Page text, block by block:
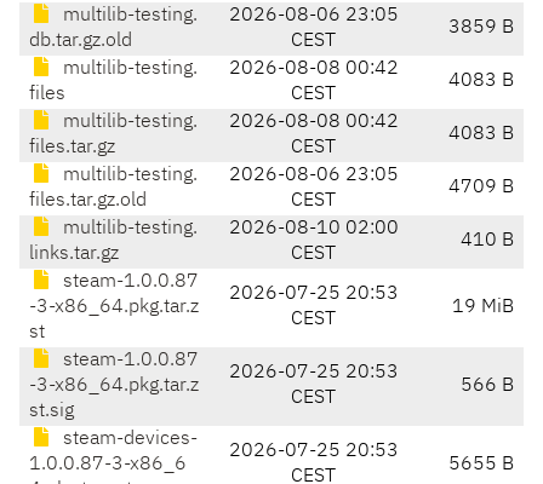
multilib-testing.
db.tar.gz.old
2026-08-06 23:05
CEST
3859 B
multilib-testing.
files
2026-08-08 00:42
CEST
4083 B
multilib-testing.
files.tar.gz
2026-08-08 00:42
CEST
4083 B
multilib-testing.
files.tar.gz.old
2026-08-06 23:05
CEST
4709 B
multilib-testing.
links.tar.gz
2026-08-10 02:00
CEST
410 B
steam-1.0.0.87
-3-x86_64.pkg.tar.z
st
2026-07-25 20:53
CEST
19 MiB
steam-1.0.0.87
-3-x86_64.pkg.tar.z
st.sig
2026-07-25 20:53
CEST
566 B
steam-devices-
1.0.0.87-3-x86_6
2026-07-25 20:53
CEST
5655 B